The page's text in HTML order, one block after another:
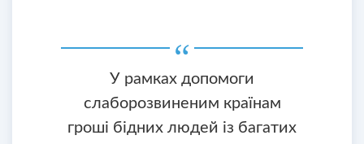
У рамках допомоги
слаборозвиненим країнам
гроші бідних людей із багатих